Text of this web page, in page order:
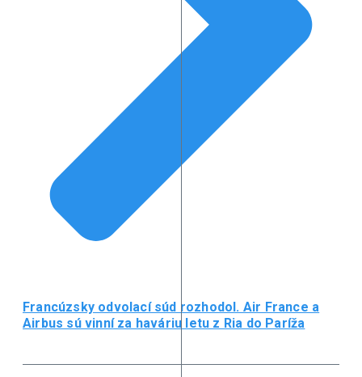
Francúzsky odvolací súd rozhodol. Air France a
Airbus sú vinní za haváriu letu z Ria do Paríža